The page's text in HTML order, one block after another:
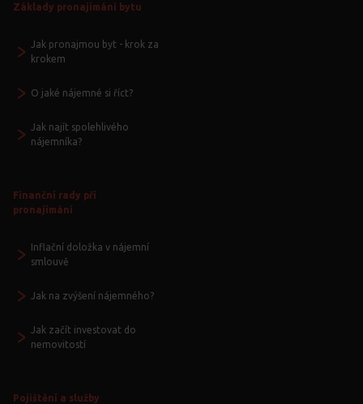
Základy pronajímání bytu
Jak pronajmou byt - krok za
krokem
O jaké nájemné si říct?
Jak najít spolehlivého
nájemníka?
Finanční rady při
pronajímání
Inflační doložka v nájemní
smlouvě
Jak na zvýšení nájemného?
Jak začít investovat do
nemovitostí
Pojištění a služby